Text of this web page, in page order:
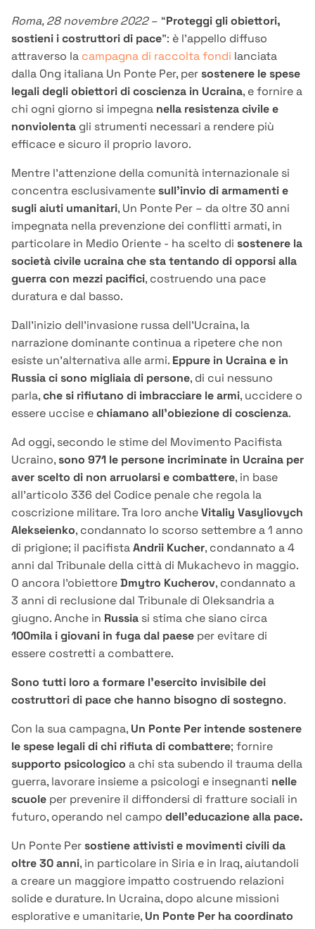
Roma, 28 novembre 2022– “Proteggi gli obiettori,
sostieni i costruttori di pace”: è l’appello diffuso
attraverso la campagna di raccolta fondi lanciata
dalla Ong italiana Un Ponte Per, per sostenere le spese
legali degli obiettori di coscienza in Ucraina, e fornire a
chi ogni giorno si impegna nella resistenza civile e
nonviolenta gli strumenti necessari a rendere più
efficace e sicuro il proprio lavoro.
Mentre l’attenzione della comunità internazionale si
concentra esclusivamente sull’invio di armamenti e
sugli aiuti umanitari, Un Ponte Per – da oltre 30 anni
impegnata nella prevenzione dei conflitti armati, in
particolare in Medio Oriente - ha scelto di sostenere la
società civile ucraina che sta tentando di opporsi alla
guerra con mezzi pacifici, costruendo una pace
duratura e dal basso.
Dall'inizio dell'invasione russa dell'Ucraina, la
narrazione dominante continua a ripetere che non
esiste un’alternativa alle armi. Eppure in Ucraina e in
Russia ci sono migliaia di persone, di cui nessuno
parla,che si rifiutano di imbracciare le armi, uccidere o
essere uccise echiamano all'obiezione di coscienza.
Ad oggi, secondo le stime del Movimento Pacifista
Ucraino, sono 971 le persone incriminate in Ucraina per
aver scelto di non arruolarsi e combattere, in base
all’articolo 336 del Codice penale che regola la
coscrizione militare. Tra loro ancheVitaliy Vasyliovych
Alekseienko, condannato lo scorso settembre a 1 anno
di prigione; il pacifistaAndrii Kucher, condannato a 4
anni dal Tribunale della città di Mukachevo in maggio.
O ancora l'obiettoreDmytro Kucherov, condannato a
3 anni di reclusione dal Tribunale di Oleksandria a
giugno. Anche in Russia si stima che siano circa
100mila i giovani in fuga dal paese per evitare di
essere costretti a combattere.
Sono tutti loro a formare l’esercito invisibile dei
costruttori di pace che hanno bisogno di sostegno.
Con la sua campagna, Un Ponte Per intende sostenere
le spese legali di chi rifiuta di combattere; fornire
supporto psicologico a chi sta subendo il trauma della
guerra, lavorare insieme a psicologi e insegnanti nelle
scuole per prevenire il diffondersi di fratture sociali in
futuro, operando nel campo dell’educazione alla pace.
Un Ponte Per sostiene attivisti e movimenti civili da
oltre 30 anni, in particolare in Siria e in Iraq, aiutandoli
a creare un maggiore impatto costruendo relazioni
solide e durature. In Ucraina, dopo alcune missioni
esplorative e umanitarie, Un Ponte Per ha coordinato